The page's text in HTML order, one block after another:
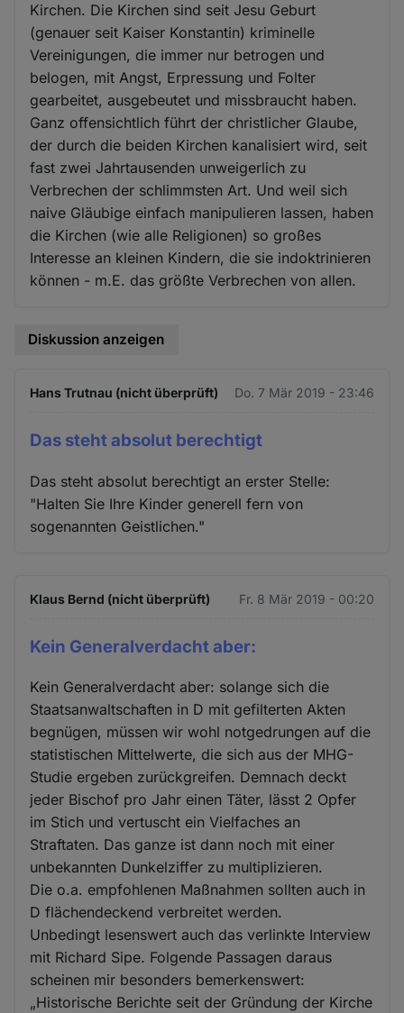
Kirchen. Die Kirchen sind seit Jesu Geburt
(genauer seit Kaiser Konstantin) kriminelle
Vereinigungen, die immer nur betrogen und
belogen, mit Angst, Erpressung und Folter
gearbeitet, ausgebeutet und missbraucht haben.
Ganz offensichtlich führt der christlicher Glaube,
der durch die beiden Kirchen kanalisiert wird, seit
fast zwei Jahrtausenden unweigerlich zu
Verbrechen der schlimmsten Art. Und weil sich
naive Gläubige einfach manipulieren lassen, haben
die Kirchen (wie alle Religionen) so großes
Interesse an kleinen Kindern, die sie indoktrinieren
können - m.E. das größte Verbrechen von allen.
Diskussion anzeigen
Hans Trutnau (nicht überprüft) Do. 7 Mär 2019 - 23:46
Das steht absolut berechtigt
Das steht absolut berechtigt an erster Stelle:
"Halten Sie Ihre Kinder generell fern von
sogenannten Geistlichen."
Klaus Bernd (nicht überprüft) Fr. 8 Mär 2019 - 00:20
Kein Generalverdacht aber:
Kein Generalverdacht aber: solange sich die
Staatsanwaltschaften in D mit gefilterten Akten
begnügen, müssen wir wohl notgedrungen auf die
statistischen Mittelwerte, die sich aus der MHG-
Studie ergeben zurückgreifen. Demnach deckt
jeder Bischof pro Jahr einen Täter, lässt 2 Opfer
im Stich und vertuscht ein Vielfaches an
Straftaten. Das ganze ist dann noch mit einer
unbekannten Dunkelziffer zu multiplizieren.
Die o.a. empfohlenen Maßnahmen sollten auch in
D flächendeckend verbreitet werden.
Unbedingt lesenswert auch das verlinkte Interview
mit Richard Sipe. Folgende Passagen daraus
scheinen mir besonders bemerkenswert:
„Historische Berichte seit der Gründung der Kirche